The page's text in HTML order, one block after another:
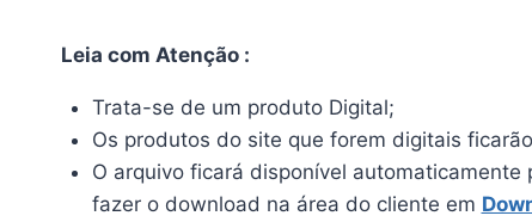
Leia com Atenção :
Trata-se de um produto Digital;
Os produtos do site que forem digitais
O arquivo ficará disponível
fazer o download na área do cliente em